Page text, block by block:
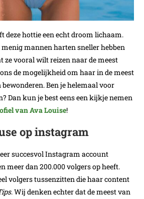
deze hottie een echt droom lichaam.
mannen harten sneller hebben
ze vooral wilt reizen naar de meest
de mogelijkheid om haar in de meest
Ben je helemaal voor
Dan kun je best eens een kijkje nemen
van Ava Louise!
op instagram
succesvol Instagram account
meer dan 200.000 volgers op heeft.
volgers tussenzitten die haar content
. Wij denken echter dat de meest van